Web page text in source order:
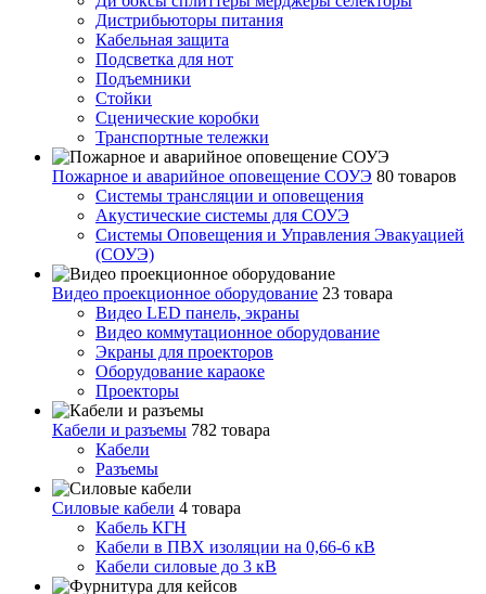
Дистрибьюторы питания
Кабельная защита
Подсветка для нот
Подъемники
Стойки
Сценические коробки
Транспортные тележки
Пожарное и аварийное оповещение СОУЭ 80 товаров
Cистемы трансляции и оповещения
Акустические системы для СОУЭ
Системы Оповещения и Управления Эвакуацией
(СОУЭ)
Видео проекционное оборудование 23 товара
Видео LED панель, экраны
Видео коммутационное оборудование
Экраны для проекторов
Оборудование караоке
Проекторы
Кабели и разъемы 782 товара
Кабели
Разъемы
Силовые кабели 4 товара
Кабель КГН
Кабели в ПВХ изоляции на 0,66-6 кВ
Кабели силовые до 3 кВ